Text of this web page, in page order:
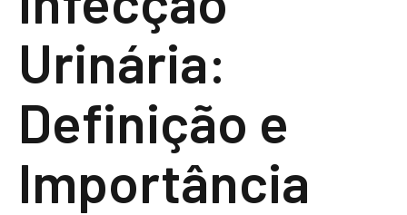
Urinária:
Definição e
Importância